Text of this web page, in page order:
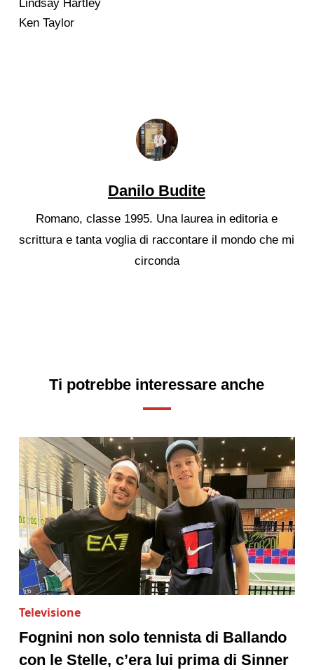
Lindsay Hartley
Ken Taylor
Danilo Budite
Romano, classe 1995. Una laurea in editoria e
scrittura e tanta voglia di raccontare il mondo che mi
circonda
Ti potrebbe interessare anche
Televisione
Fognini non solo tennista di Ballando
con le Stelle, c’era lui prima di Sinner